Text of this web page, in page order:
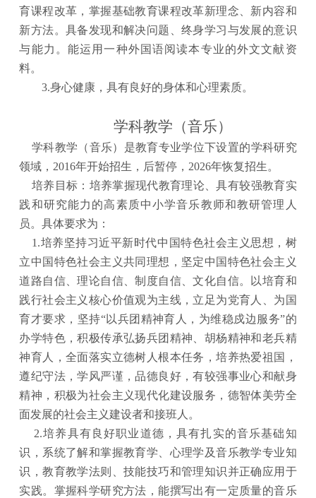
育课程改革，掌握基础教育课程改革新理念、新内容和
新方法。具备发现和解决问题、终身学习与发展的意识
与能力。能运用一种外国语阅读本专业的外文文献资
料。
3.身心健康，具有良好的身体和心理素质。
学科教学（音乐）
学科教学（音乐）是教育专业学位下设置的学科研究
领域， 2016年开始招生，后暂停，2026年恢复招生。
培养目标 ： 培养掌握现代教育理论、具有较强教育实
践和研究能力的高素质中小学音乐教师和教研管理人
员。具体要求为 ：
1.培养坚持习近平新时代中国特色社会主义思想，树
立中国特色社会主义共同理想，坚定中国特色社会主义
道路自信、理论自信、制度自信、文化自信。以培育和
践行社会主义核心价值观为主线，立足为党育人、为国
育才要求，坚持“以兵团精神育人，为维稳戍边服务”的
办学特色，积极传承弘扬兵团精神、胡杨精神和老兵精
神育人，全面落实立德树人根本任务，培养热爱祖国，
遵纪守法，学风严谨，品德良好，有较强事业心和献身
精神，积极为社会主义现代化建设服务，德智体美劳全
面发展的社会主义建设者和接班人。
2.培养具有良好职业道德，具有扎实的音乐基础知
识，系统了解和掌握教育学、心理学及音乐教学专业知
识，教育教学法则、技能技巧和管理知识并正确应用于
实践。掌握科学研究方法，能撰写出有一定质量的音乐